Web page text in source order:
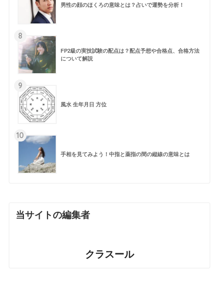
男性の顔のほくろの意味とは？占いで運勢を分析！
8
FP2級の実技試験の配点は？配点予想や合格点、合格方法
について解説
9
風水 生年月日 方位
10
手相を見てみよう！中指と薬指の間の縦線の意味とは
当サイトの編集者
クラスール